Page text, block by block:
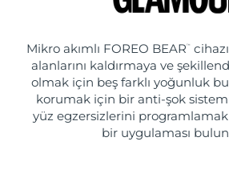
Mikro akımlı FOREO BEAR ™
alanlarını kaldırmaya ve
olmak için beş farklı yoğunluk
korumak için bir anti-şok
yüz egzersizlerini
bir uygulaması